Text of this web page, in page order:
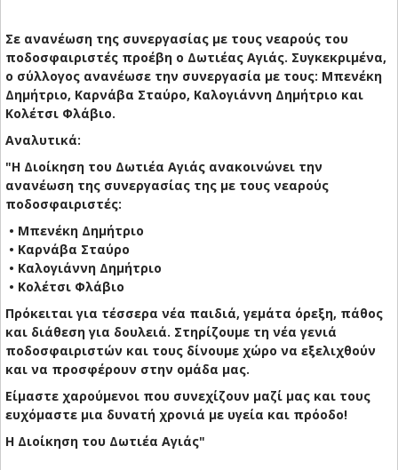
Σε ανανέωση της συνεργασίας με τους νεαρούς του
ποδοσφαιριστές προέβη ο Δωτιέας Αγιάς. Συγκεκριμένα,
ο σύλλογος ανανέωσε την συνεργασία με τους: Μπενέκη
Δημήτριο, Καρνάβα Σταύρο, Καλογιάννη Δημήτριο και
Κολέτσι Φλάβιο.
Αναλυτικά:
"Η Διοίκηση του Δωτιέα Αγιάς ανακοινώνει την
ανανέωση της συνεργασίας της με τους νεαρούς
ποδοσφαιριστές:
• Μπενέκη Δημήτριο
• Καρνάβα Σταύρο
• Καλογιάννη Δημήτριο
• Κολέτσι Φλάβιο
Πρόκειται για τέσσερα νέα παιδιά, γεμάτα όρεξη, πάθος
και διάθεση για δουλειά. Στηρίζουμε τη νέα γενιά
ποδοσφαιριστών και τους δίνουμε χώρο να εξελιχθούν
και να προσφέρουν στην ομάδα μας.
Είμαστε χαρούμενοι που συνεχίζουν μαζί μας και τους
ευχόμαστε μια δυνατή χρονιά με υγεία και πρόοδο!
Η Διοίκηση του Δωτιέα Αγιάς"